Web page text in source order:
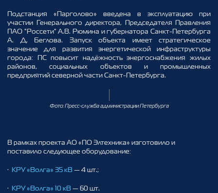
Подстанция «Парголово» введена в эксплуатацию при
участии Генерального директора, Председателя Правления
ПАО "Россети" А.В. Рюмина и губернатора Санкт‑Петербурга
А. Д. Беглова. Запуск объекта имеет стратегическое
значение для развития энергетической инфраструктуры
города: ПС повысит надёжность энергоснабжения жилых
районов, социальных объектов и промышленных
предприятий северной части Санкт‑Петербурга.
Фото: Пресс-служба администрации Петербурга
В рамках проекта АО «ПО Элтехника» изготовило и
поставило следующее оборудование:
· КРУ «Волга» 35 кВ— 4 шт.;
· КРУ «Волга» 10 кВ— 60 шт.